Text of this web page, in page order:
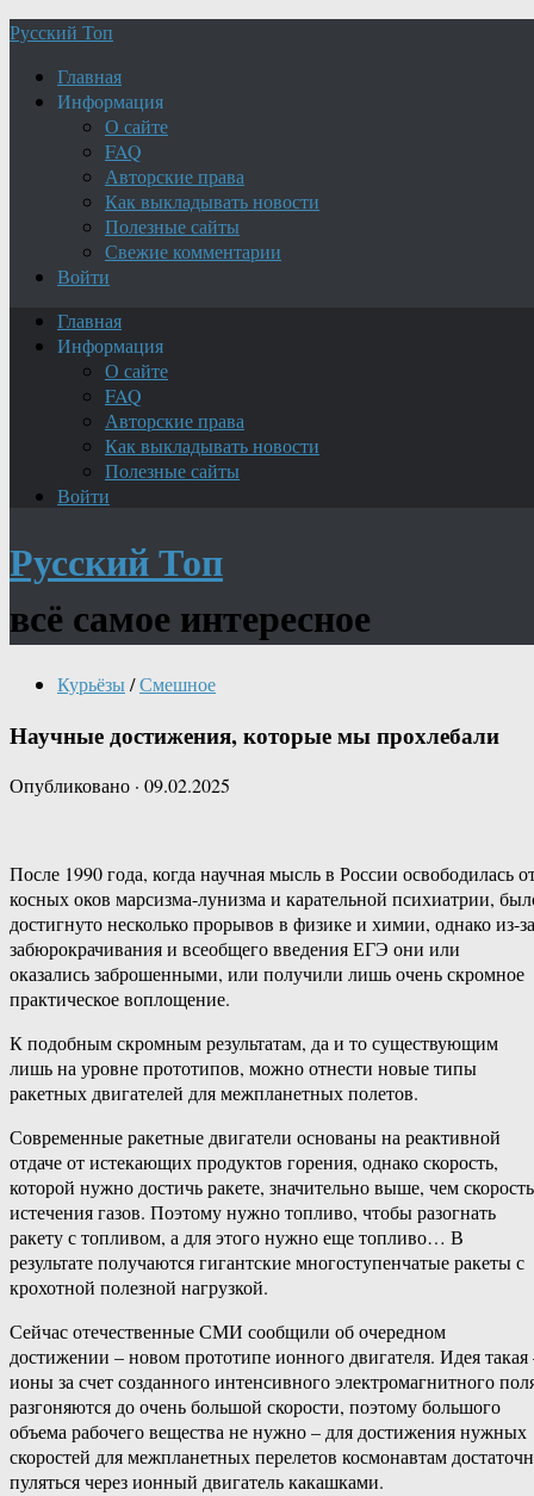
Русский Топ
Главная
Информация
О сайте
FAQ
Авторские права
Как выкладывать новости
Полезные сайты
Свежие комментарии
Войти
Главная
Информация
О сайте
FAQ
Авторские права
Как выкладывать новости
Полезные сайты
Войти
Русский Топ
всё самое интересное
Курьёзы/Смешное
Научные достижения, которые мы прохлебали
Опубликовано · 09.02.2025
После 1990 года, когда научная мысль в России освободилась
косных оков марсизма-лунизма и карательной психиатрии,
достигнуто несколько прорывов в физике и химии, однако из-за
забюрокрачивания и всеобщего введения ЕГЭ они или
оказались заброшенными, или получили лишь очень скромное
практическое воплощение.
К подобным скромным результатам, да и то существующим
лишь на уровне прототипов, можно отнести новые типы
ракетных двигателей для межпланетных полетов.
Современные ракетные двигатели основаны на реактивной
отдаче от истекающих продуктов горения, однако скорость,
которой нужно достичь ракете, значительно выше, чем скорость
истечения газов. Поэтому нужно топливо, чтобы разогнать
ракету с топливом, а для этого нужно еще топливо… В
результате получаются гигантские многоступенчатые ракеты с
крохотной полезной нагрузкой.
Сейчас отечественные СМИ сообщили об очередном
достижении – новом прототипе ионного двигателя. Идея такая
ионы за счет созданного интенсивного электромагнитного
разгоняются до очень большой скорости, поэтому большого
объема рабочего вещества не нужно – для достижения нужных
скоростей для межпланетных перелетов космонавтам
пуляться через ионный двигатель какашками.